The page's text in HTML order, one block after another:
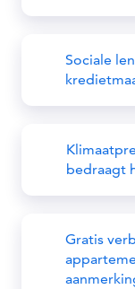
Sociale
bedraagt
Gratis